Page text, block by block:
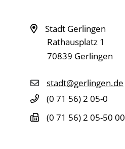
Stadt Gerlingen
Rathausplatz 1
70839 Gerlingen
stadt@gerlingen.de
(0 71 56) 2 05-0
(0 71 56) 2 05-50 00